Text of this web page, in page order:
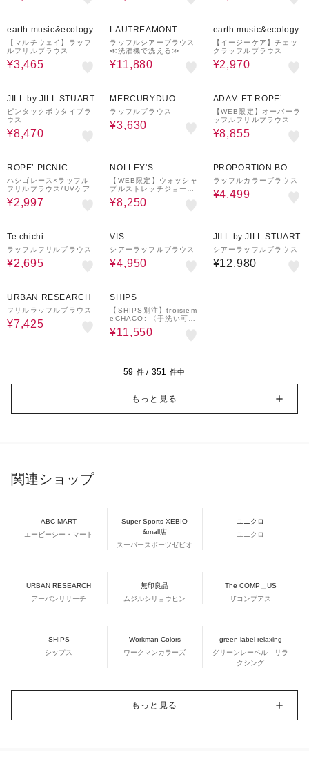
earth music&ecology
【マルチウェイ】ラッフ
ルフリルブラウス
¥3,465
LAUTREAMONT
ラッフルシアーブラウス
≪洗濯機で洗える≫
¥11,880
earth music&ecology
【イージーケア】チェッ
クラッフルブラウス
¥2,970
JILL by JILL STUART
ピンタックボウタイブラ
ウス
¥8,470
MERCURYDUO
ラッフルブラウス
¥3,630
ADAM ET ROPE’
【WEB限定】オーバーラ
ッフルフリルブラウス
¥8,855
ROPE’ PICNIC
ハシゴレース×ラッフル
フリルブラウス/UVケア
¥2,997
NOLLEY'S
【WEB限定】ウォッシャ
ブルストレッチジョーゼ
ットラッフル袖ブラウス
¥8,250
PROPORTION BODY
DRESSING
ラッフルカラーブラウス
¥4,499
Te chichi
ラッフルフリルブラウス
¥2,695
VIS
シアーラッフルブラウス
¥4,950
JILL by JILL STUART
シアーラッフルブラウス
¥12,980
URBAN RESEARCH
フリルラッフルブラウス
¥7,425
SHIPS
【SHIPS別注】troisiem
eCHACO: 〈手洗い可
能〉ラッフル フリル ブ
ラウス（セレモニー対応
¥11,550
59 件 / 351 件中
もっと見る
関連ショップ
ABC-MART
エービーシー・マート
Super Sports XEBIO
&mall店
スーパースポーツゼビオ
ユニクロ
ユニクロ
URBAN RESEARCH
アーバンリサーチ
無印良品
ムジルシリョウヒン
The COMP＿US
ザコンプアス
SHIPS
シップス
Workman Colors
ワークマンカラーズ
green label relaxing
グリーンレーベル リラ
クシング
もっと見る